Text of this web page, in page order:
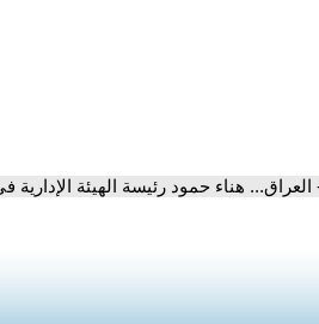
العراق... هناء حمود رئيسة الهيئة